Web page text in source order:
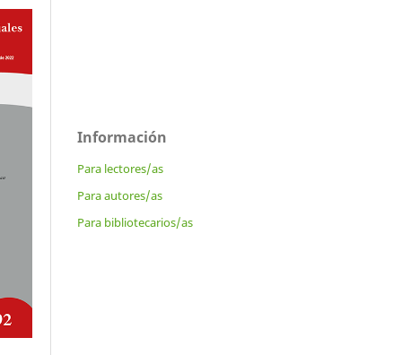
Información
Para lectores/as
Para autores/as
Para bibliotecarios/as